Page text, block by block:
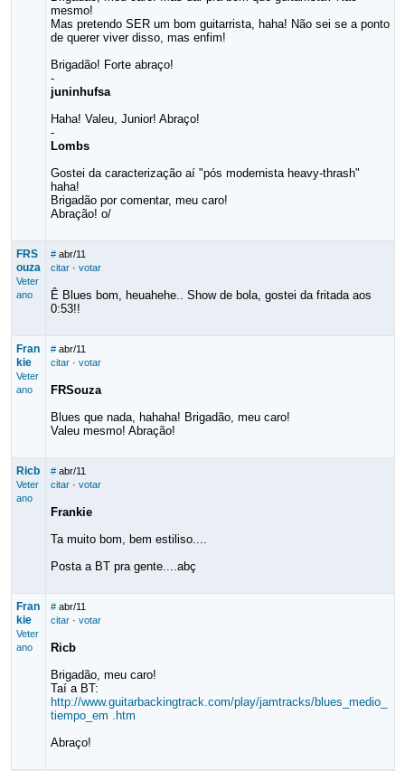
mesmo!
Mas pretendo SER um bom guitarrista, haha! Não sei se a ponto
de querer viver disso, mas enfim!
Brigadão! Forte abraço!
-
juninhufsa
Haha! Valeu, Junior! Abraço!
-
Lombs
Gostei da caracterização aí "pós modernista heavy-thrash"
haha!
Brigadão por comentar, meu caro!
Abração! o/
FRS
ouza
Veter
ano
# abr/11
citar· votar
Ê Blues bom, heuahehe.. Show de bola, gostei da fritada aos
0:53!!
Fran
kie
Veter
ano
# abr/11
citar· votar
FRSouza
Blues que nada, hahaha! Brigadão, meu caro!
Valeu mesmo! Abração!
Ricb
Veter
ano
# abr/11
citar· votar
Frankie
Ta muito bom, bem estiliso....
Posta a BT pra gente....abç
Fran
kie
Veter
ano
# abr/11
citar· votar
Ricb
Brigadão, meu caro!
Taí a BT:
http://www.guitarbackingtrack.com/play/jamtracks/blues_medio_
tiempo_em .htm
Abraço!